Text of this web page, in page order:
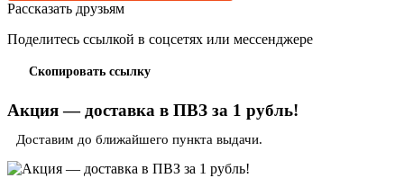
Рассказать друзьям
Поделитесь ссылкой в соцсетях или мессенджере
Скопировать ссылку
Акция — доставка в ПВЗ за 1 рубль!
Доставим до ближайшего пункта выдачи.